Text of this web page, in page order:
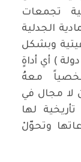
تجمعات
الجدلية
وبشكل
) أي أداةٍ
معهُ
لا مجال في
لها
وتحوّلْ